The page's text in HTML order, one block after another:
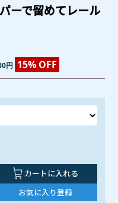
ーで留めてレール
円 15% OFF
カートに入れる
お気に入り登録